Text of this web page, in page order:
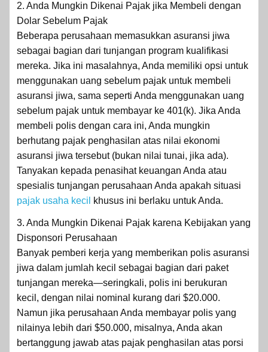
2. Anda Mungkin Dikenai Pajak jika Membeli dengan
Dolar Sebelum Pajak
Beberapa perusahaan memasukkan asuransi jiwa
sebagai bagian dari tunjangan program kualifikasi
mereka. Jika ini masalahnya, Anda memiliki opsi untuk
menggunakan uang sebelum pajak untuk membeli
asuransi jiwa, sama seperti Anda menggunakan uang
sebelum pajak untuk membayar ke 401(k). Jika Anda
membeli polis dengan cara ini, Anda mungkin
berhutang pajak penghasilan atas nilai ekonomi
asuransi jiwa tersebut (bukan nilai tunai, jika ada).
Tanyakan kepada penasihat keuangan Anda atau
spesialis tunjangan perusahaan Anda apakah situasi
pajak usaha kecil
khusus ini berlaku untuk Anda.
3. Anda Mungkin Dikenai Pajak karena Kebijakan yang
Disponsori Perusahaan
Banyak pemberi kerja yang memberikan polis asuransi
jiwa dalam jumlah kecil sebagai bagian dari paket
tunjangan mereka—seringkali, polis ini berukuran
kecil, dengan nilai nominal kurang dari $20.000.
Namun jika perusahaan Anda membayar polis yang
nilainya lebih dari $50.000, misalnya, Anda akan
bertanggung jawab atas pajak penghasilan atas porsi